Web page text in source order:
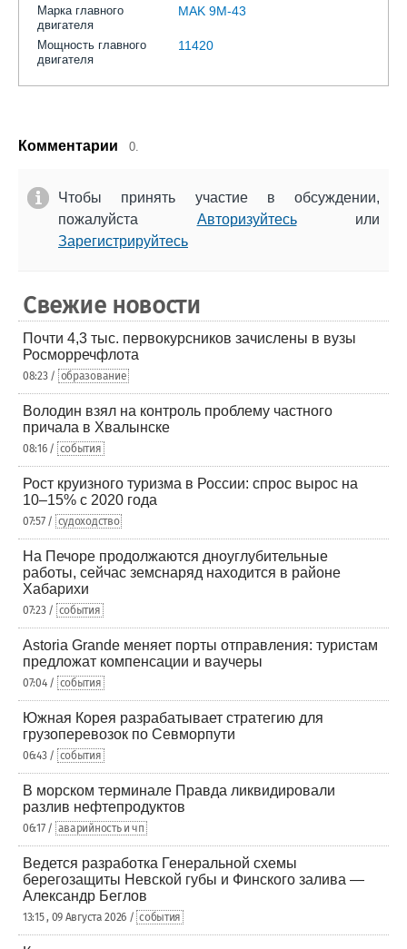
Марка главного
двигателя
MAK 9M-43
Мощность главного
двигателя
11420
Комментарии 0.
Чтобы принять участие в обсуждении,
пожалуйста Авторизуйтесьили
Зарегистрируйтесь
Свежие новости
Почти 4,3 тыс. первокурсников зачислены в вузы
Росморречфлота
08:23 / образование
Володин взял на контроль проблему частного
причала в Хвалынске
08:16 / события
Рост круизного туризма в России: спрос вырос на
10–15% с 2020 года
07:57 / судоходство
На Печоре продолжаются дноуглубительные
работы, сейчас земснаряд находится в районе
Хабарихи
07:23 / события
Astoria Grande меняет порты отправления: туристам
предложат компенсации и ваучеры
07:04 / события
Южная Корея разрабатывает стратегию для
грузоперевозок по Севморпути
06:43 / события
В морском терминале Правда ликвидировали
разлив нефтепродуктов
06:17 / аварийность и чп
Ведется разработка Генеральной схемы
берегозащиты Невской губы и Финского залива —
Александр Беглов
13:15 , 09 Августа 2026 / события